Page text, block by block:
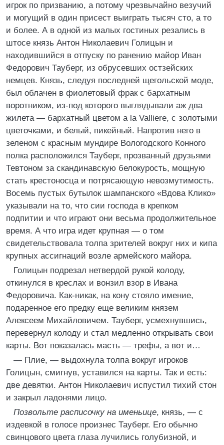
игрок по призванию, а потому чрезвычайно везучий
и могущий в один присест выиграть тысяч сто, а то
и более. А в одной из малых гостиных резались в
штосе князь Антон Николаевич Голицын и
находившийся в отпуску по ранению майор Иван
Федорович Тауберг, из обрусевших остзейских
немцев. Князь, следуя последней щегольской моде,
был облачен в фиолетовый фрак с бархатным
воротником, из-под которого выглядывали аж два
жилета — бархатный цветом а la Valliere, с золотыми
цветочками, и белый, пикейный. Напротив него в
зеленом с красным мундире Вологодского Конного
полка расположился Тауберг, прозванный друзьями
Тевтоном за скандинавскую белокурость, мощную
стать крестоносца и потрясающую невозмутимость.
Восемь пустых бутылок шампанского «Вдова Клико»
указывали на то, что сии господа в крепком
подпитии и что играют они весьма продолжительное
время. А что игра идет крупная — о том
свидетельствовала толпа зрителей вокруг них и кипа
крупных ассигнаций возле армейского майора.
Голицын подрезал нетвердой рукой колоду,
откинулся в креслах и вонзил взор в Ивана
Федоровича. Как-никак, на кону стояло имение,
подаренное его предку еще великим князем
Алексеем Михайловичем. Тауберг, усмехнувшись,
перевернул колоду и стал медленно открывать свои
карты. Вот показалась масть — трефы, а вот и…
— Плие, — выдохнула толпа вокруг игроков
Голицын, смигнув, уставился на карты. Так и есть:
две девятки. Антон Николаевич испустил тихий стон
и закрыл ладонями лицо.
Позвольте расписочку на именьице, князь, — с
издевкой в голосе произнес Тауберг. Его обычно
свинцового цвета глаза лучились голубизной, и